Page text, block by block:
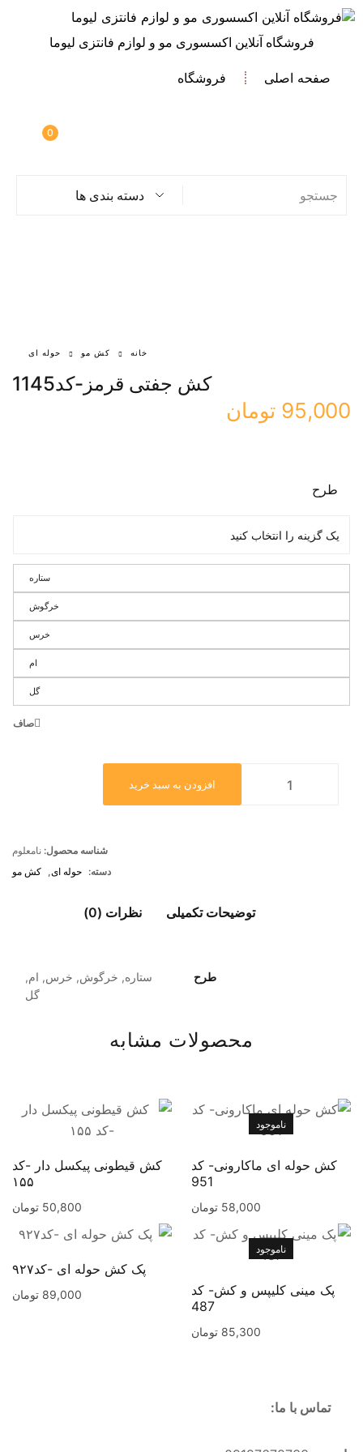
فروشگاه آنلاین اکسسوری مو و لوازم فانتزی لیوما
صفحه اصلی فروشگاه
0
دسته بندی ها
خانه کش مو حوله ای
کش جفتی قرمز-کد1145
95,000 تومان
طرح
ستاره
خرگوش
خرس
ام
گل
صاف
افزودن به سبد خرید
شناسه محصول: نامعلوم
دسته: حوله ای کش مو
توضیحات تکمیلی نظرات (0)
طرح
ستاره, خرگوش, خرس, ام,
گل
محصولات مشابه
ناموجود
کش حوله ای ماکارونی- کد
951
58,000 تومان
کش قیطونی پیکسل دار -کد
۱۵۵
50,800 تومان
ناموجود
پک مینی کلیپس و کش- کد
487
85,300 تومان
پک کش حوله ای -کد۹۲۷
89,000 تومان
تماس با ما: